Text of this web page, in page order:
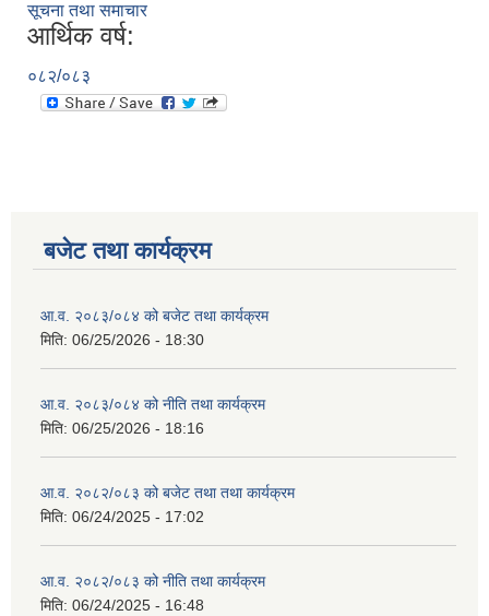
सूचना तथा समाचार
आर्थिक वर्ष:
०८२/०८३
बजेट तथा कार्यक्रम
आ.व. २०८३/०८४ को बजेट तथा कार्यक्रम
मिति: 06/25/2026 - 18:30
आ.व. २०८३/०८४ को नीति तथा कार्यक्रम
मिति: 06/25/2026 - 18:16
आ.व. २०८२/०८३ को बजेट तथा तथा कार्यक्रम
मिति: 06/24/2025 - 17:02
आ.व. २०८२/०८३ को नीति तथा कार्यक्रम
मिति: 06/24/2025 - 16:48